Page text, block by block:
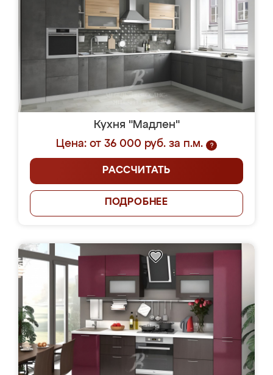
Кухня "Мадлен"
Цена: от 36 000 руб. за п.м.
?
РАССЧИТАТЬ
ПОДРОБНЕЕ